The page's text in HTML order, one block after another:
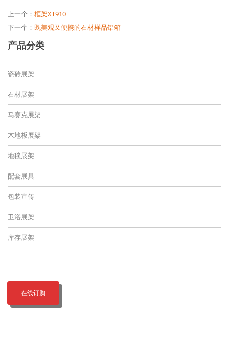
上一个： 框架XT910
下一个： 既美观又便携的石材样品铝箱
产品分类
瓷砖展架
石材展架
马赛克展架
木地板展架
地毯展架
配套展具
包装宣传
卫浴展架
库存展架
在线订购